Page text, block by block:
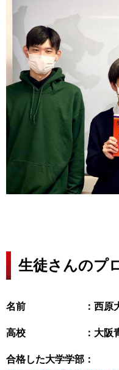
生徒さんのプ
名前 ：西原大
高校 ：大阪青
合格した大学学部：